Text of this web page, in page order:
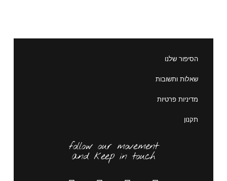
הסיפור שלנו
שאלות ותשובות
מדיניות פרטיות
תקנון
follow our movement
and keep in touch